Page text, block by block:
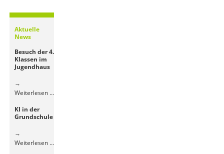
Aktuelle
News
Besuch der 4.
Klassen im
Jugendhaus
Weiterlesen …Besuch
KI in der
Grundschule
Weiterlesen …KI